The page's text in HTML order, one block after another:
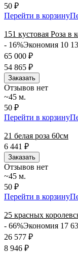
50 ₽
Перейти в корзину
151 кустовая Роза в
- 16%Экономия 10
65 000 ₽
54 865 ₽
Заказать
Отзывов нет
~45 м.
50 ₽
Перейти в корзину
21 белая роза 60см
6 441
₽
Заказать
Отзывов нет
~45 м.
50 ₽
Перейти в корзину
25 красных
- 66%Экономия 17
26 577 ₽
8 946 ₽